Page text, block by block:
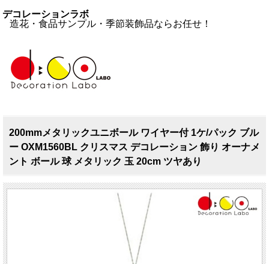
デコレーションラボ
造花・食品サンプル・季節装飾品ならお任せ！
200mmメタリックユニボール ワイヤー付 1ケ/パック ブル
ー OXM1560BL クリスマス デコレーション 飾り オーナメ
ント ボール 球 メタリック 玉 20cm ツヤあり